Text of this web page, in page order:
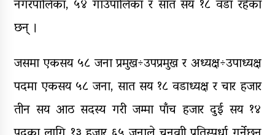
नगरपालिका, ५४ गाउँपालिका र सात सय १८ वडा रहेका
छन् ।
जसमा एकसय ५८ जना प्रमुख÷उपप्रमुख र अध्यक्ष÷उपाध्यक्ष
पदमा एकसय ५८ जना, सात सय १८ वडाध्यक्ष र चार हजार
तीन सय आठ सदस्य गरी जम्मा पाँच हजार दुई सय १४